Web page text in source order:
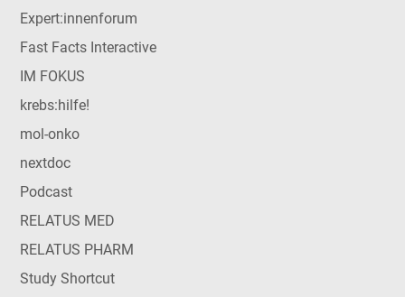
Expert:innenforum
Fast Facts Interactive
IM FOKUS
krebs:hilfe!
mol-onko
nextdoc
Podcast
RELATUS MED
RELATUS PHARM
Study Shortcut